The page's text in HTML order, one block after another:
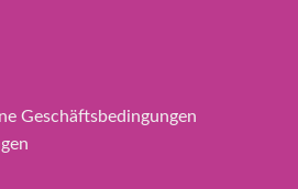
Geschäftsbedingungen